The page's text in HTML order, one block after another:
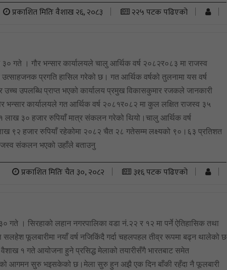
प्रकाशित मितिः वैशाख २६, २०८३ २२५ पटक पढिएको
गते । गौर भन्सार कार्यालयले चालु आर्थिक वर्ष २०८२र०८३ मा राजस्व
प्रगति हासिल गरेको छ। गत आर्थिक वर्षको तुलनामा यस वर्ष
उच्च उपलब्धि प्राप्त भएको कार्यालय प्रमुख विकासकुमार रजकले जानकारी
भन्सार कार्यालयले गत आर्थिक वर्ष २०८१र०८२ मा कुल लक्षित राजस्व ३५
३० हजार रुपियाँ मात्र संकलन गरेको थियो।चालु आर्थिक वर्ष
९२ हजार रुपियाँ रहेकोमा २०८२ चैत २८ गतेसम्म लक्ष्यको ९०।६३ प्रतिशत
संकलन भएको उहाँले बताउनु
प्रकाशित मितिः चैत ३०, २०८२ ३१६ पटक पढिएको
गते । सिरहाको लहान नगरपालिका वडा नं.२२ र १२ मा पर्ने ऐतिहासिक तथा
सलहेश फूलबारीमा नयाँ वर्ष नजिकिंदै गर्दा चहलपहल तीव्र रूपमा बढ्न थालेको छ
वैशाख १ गते आयोजना हुने प्रसिद्ध मेलाको तयारीसँगै भारतबाट समेत
आगमन सुरु भइसकेको छ।मेला सुरु हुन अझै एक दिन बाँकी रहँदा नै फूलबारी